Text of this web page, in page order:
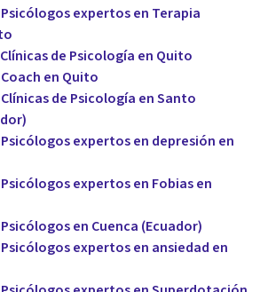
expertos en Terapia
de Psicología en Quito
en Quito
de Psicología en Santo
expertos en depresión en
expertos en Fobias en
en Cuenca (Ecuador)
expertos en ansiedad en